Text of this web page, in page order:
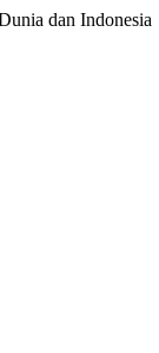
dan Indonesia